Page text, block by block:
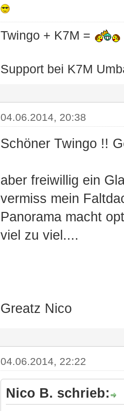
Twingo + K7M =
Support bei K7M
04.06.2014, 20:38
Schöner Twingo !!
aber freiwillig ein
vermiss mein
Panorama macht
viel zu viel....
Greatz Nico
04.06.2014, 22:22
Nico B. schrieb: